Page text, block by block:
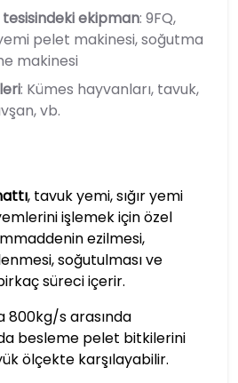
ekipman: 9FQ,
yemi pelet makinesi, soğutma
makinesi
: Kümes hayvanları, tavuk,
vb.
, tavuk yemi, sığır yemi
işlemek için özel
ezilmesi,
soğutulması ve
süreci içerir.
800kg/s arasında
besleme pelet bitkilerini
ölçekte karşılayabilir.